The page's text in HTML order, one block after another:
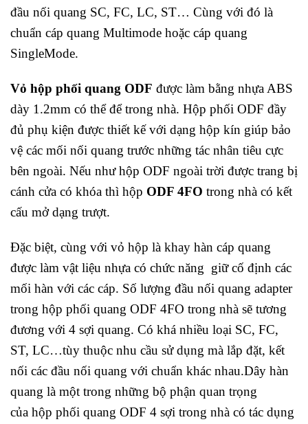
đầu nối quang SC, FC, LC, ST… Cùng với đó là
chuẩn cáp quang Multimode hoặc cáp quang
SingleMode.
Vỏ hộp phối quang ODF được làm bằng nhựa ABS
dày 1.2mm có thể để trong nhà. Hộp phối ODF đầy
đủ phụ kiện được thiết kế với dạng hộp kín giúp bảo
vệ các mối nối quang trước những tác nhân tiêu cực
bên ngoài. Nếu như hộp ODF ngoài trời được trang bị
cánh cửa có khóa thì hộp ODF 4FO trong nhà có kết
cấu mở dạng trượt.
Đặc biệt, cùng với vỏ hộp là khay hàn cáp quang
được làm vật liệu nhựa có chức năng giữ cố định các
mối hàn với các cáp. Số lượng đầu nối quang adapter
trong hộp phối quang ODF 4FO trong nhà sẽ tương
đương với 4 sợi quang. Có khá nhiều loại SC, FC,
ST, LC…tùy thuộc nhu cầu sử dụng mà lắp đặt, kết
nối các đầu nối quang với chuẩn khác nhau.Dây hàn
quang là một trong những bộ phận quan trọng
của hộp phối quang ODF 4 sợi trong nhà có tác dụng